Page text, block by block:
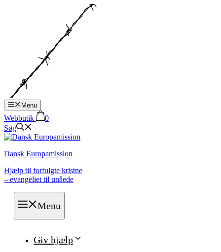
Menu
Webbutik
0
Søg
Dansk Europamission
Hjælp til forfulgte kristne
– evangeliet til unåede
Menu
Giv hjælp